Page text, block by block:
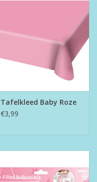
Tafelkleed Baby Roze
€3,99